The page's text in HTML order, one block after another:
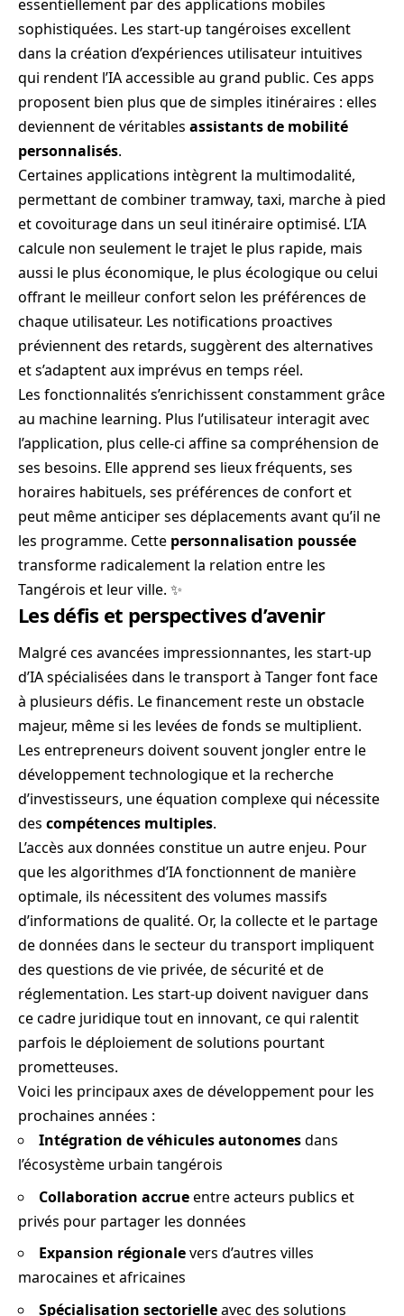
essentiellement par des applications mobiles
sophistiquées. Les start-up tangéroises excellent
dans la création d’expériences utilisateur intuitives
qui rendent l’IA accessible au grand public. Ces apps
proposent bien plus que de simples itinéraires : elles
deviennent de véritables assistants de mobilité
personnalisés.
Certaines applications intègrent la multimodalité,
permettant de combiner tramway, taxi, marche à pied
et covoiturage dans un seul itinéraire optimisé. L’IA
calcule non seulement le trajet le plus rapide, mais
aussi le plus économique, le plus écologique ou celui
offrant le meilleur confort selon les préférences de
chaque utilisateur. Les notifications proactives
préviennent des retards, suggèrent des alternatives
et s’adaptent aux imprévus en temps réel.
Les fonctionnalités s’enrichissent constamment grâce
au machine learning. Plus l’utilisateur interagit avec
l’application, plus celle-ci affine sa compréhension de
ses besoins. Elle apprend ses lieux fréquents, ses
horaires habituels, ses préférences de confort et
peut même anticiper ses déplacements avant qu’il ne
les programme. Cette personnalisation poussée
transforme radicalement la relation entre les
Tangérois et leur ville. ✨
Les défis et perspectives d’avenir
Malgré ces avancées impressionnantes, les start-up
d’IA spécialisées dans le transport à Tanger font face
à plusieurs défis. Le financement reste un obstacle
majeur, même si les levées de fonds se multiplient.
Les entrepreneurs doivent souvent jongler entre le
développement technologique et la recherche
d’investisseurs, une équation complexe qui nécessite
des compétences multiples.
L’accès aux données constitue un autre enjeu. Pour
que les algorithmes d’IA fonctionnent de manière
optimale, ils nécessitent des volumes massifs
d’informations de qualité. Or, la collecte et le partage
de données dans le secteur du transport impliquent
des questions de vie privée, de sécurité et de
réglementation. Les start-up doivent naviguer dans
ce cadre juridique tout en innovant, ce qui ralentit
parfois le déploiement de solutions pourtant
prometteuses.
Voici les principaux axes de développement pour les
prochaines années :
Intégration de véhicules autonomesdans
l’écosystème urbain tangérois
Collaboration accrueentre acteurs publics et
privés pour partager les données
Expansion régionalevers d’autres villes
marocaines et africaines
Spécialisation sectorielleavec des solutions